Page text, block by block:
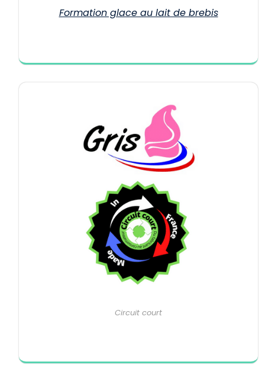
Formation glace au lait de brebis
Circuit court